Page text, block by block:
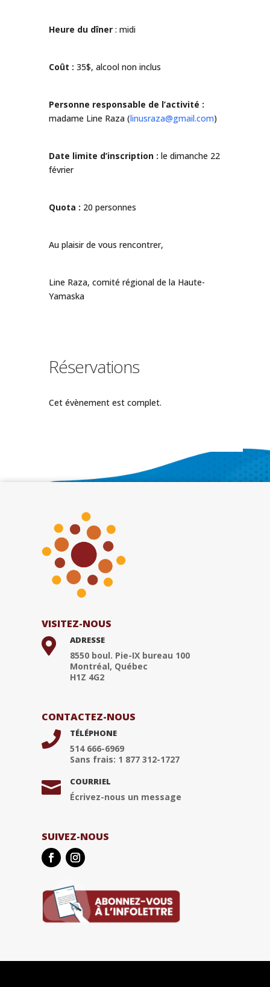
Heure du dîner: midi
Coût : 35$, alcool non inclus
Personne responsable de l’activité :
madame Line Raza (linusraza@gmail.com)
Date limite d’inscription : le dimanche 22
février
Quota : 20 personnes
Au plaisir de vous rencontrer,
Line Raza, comité régional de la Haute-
Yamaska
Réservations
Cet évènement est complet.
VISITEZ-NOUS
 ADRESSE
8550 boul. Pie-IX bureau 100
Montréal, Québec
H1Z 4G2
CONTACTEZ-NOUS
 TÉLÉPHONE
514 666-6969
Sans frais: 1 877 312-1727
 COURRIEL
Écrivez-nous un message
SUIVEZ-NOUS